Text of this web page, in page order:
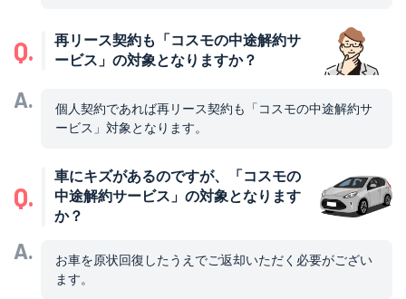
Q.
再リース契約も「コスモの中途解約サ
ービス」の対象となりますか？
A.
個人契約であれば再リース契約も「コスモの中途解約サ
ービス」対象となります。
Q.
車にキズがあるのですが、「コスモの
中途解約サービス」の対象となります
か？
A.
お車を原状回復したうえでご返却いただく必要がござい
ます。